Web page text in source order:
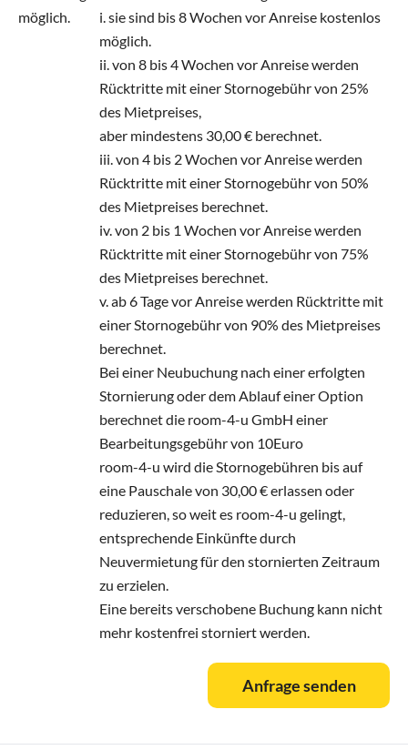
möglich.
i. sie sind bis 8 Wochen vor Anreise kostenlos
möglich.
ii. von 8 bis 4 Wochen vor Anreise werden
Rücktritte mit einer Stornogebühr von 25%
des Mietpreises,
aber mindestens 30,00 € berechnet.
iii. von 4 bis 2 Wochen vor Anreise werden
Rücktritte mit einer Stornogebühr von 50%
des Mietpreises berechnet.
iv. von 2 bis 1 Wochen vor Anreise werden
Rücktritte mit einer Stornogebühr von 75%
des Mietpreises berechnet.
v. ab 6 Tage vor Anreise werden Rücktritte mit
einer Stornogebühr von 90% des Mietpreises
berechnet.
Bei einer Neubuchung nach einer erfolgten
Stornierung oder dem Ablauf einer Option
berechnet die room-4-u GmbH einer
Bearbeitungsgebühr von 10Euro
room-4-u wird die Stornogebühren bis auf
eine Pauschale von 30,00 € erlassen oder
reduzieren, so weit es room-4-u gelingt,
entsprechende Einkünfte durch
Neuvermietung für den stornierten Zeitraum
zu erzielen.
Eine bereits verschobene Buchung kann nicht
mehr kostenfrei storniert werden.
Anfrage senden